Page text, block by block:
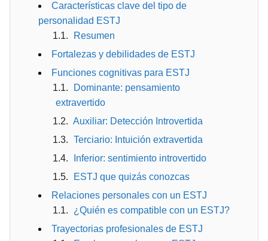
Características clave del tipo de
personalidad ESTJ
Resumen
Fortalezas y debilidades de ESTJ
Funciones cognitivas para ESTJ
Dominante: pensamiento
extravertido
Auxiliar: Detección Introvertida
Terciario: Intuición extravertida
Inferior: sentimiento introvertido
ESTJ que quizás conozcas
Relaciones personales con un ESTJ
¿Quién es compatible con un ESTJ?
Trayectorias profesionales de ESTJ